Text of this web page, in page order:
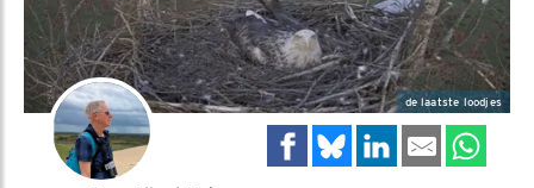
de laatste loodjes